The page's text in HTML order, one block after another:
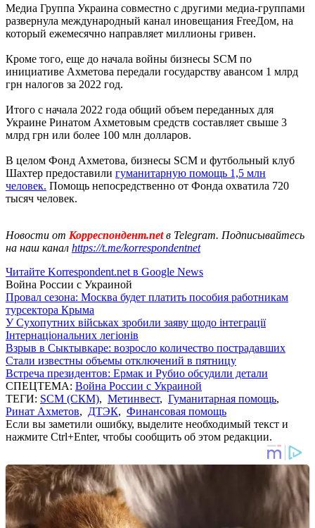
Медиа Группа Украина совместно с другими медиа-группами
развернула международный канал иновещания FreeДом, на
который ежемесячно направляет миллионы гривен.
Кроме того, еще до начала войны бизнесы SCM по
инициативе Ахметова передали государству авансом 1 млрд
грн налогов за 2022 год.
Итого с начала 2022 года общий объем переданных для
Украине Ринатом Ахметовым средств составляет свыше 3
млрд грн или более 100 млн долларов.
В целом Фонд Ахметова, бизнесы SCM и футбольный клуб
Шахтер предоставили гуманитарную помощь 1,5 млн
человек. Помощь непосредственно от Фонда охватила 720
тысяч человек.
Новости от Корреспондент.netв Telegram. Подписывайтесь
на наш канал https://t.me/korrespondentnet
Читайте Korrespondent.net в Google News
Война России с Украиной
Провал сезона: Москва будет платить пособия работникам
турсектора Крыма
У Сухопутних військах зробили заяву щодо інтеграції
Інтернаціональних легіонів
Взрыв в Сыктывкаре: возросло количество пострадавших
Стали известны объемы отключений в пятницу
Встреча президентов: Ермак и Рубио обсудили детали
СПЕЦТЕМА: Война России с Украиной
ТЕГИ: SCM (СКМ), Метинвест, Гуманитарная помощь,
Ринат Ахметов, ДТЭК, Финансовая помощь
Если вы заметили ошибку, выделите необходимый текст и
нажмите Ctrl+Enter, чтобы сообщить об этом редакции.